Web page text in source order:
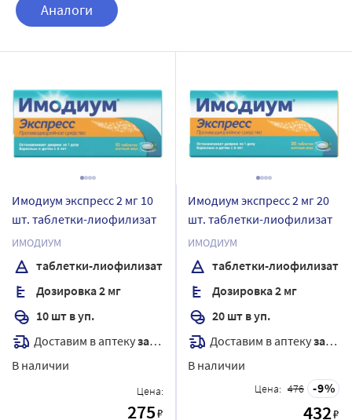
Аналоги
Имодиум экспресс 2 мг 10
шт. таблетки-лиофилизат
ИМОДИУМ
таблетки-лиофилизат
Дозировка 2 мг
10 шт в уп.
Доставим в аптекузавтра
В наличии
Цена:
275₽
Имодиум экспресс 2 мг 20
шт. таблетки-лиофилизат
ИМОДИУМ
таблетки-лиофилизат
Дозировка 2 мг
20 шт в уп.
Доставим в аптекузавтра
В наличии
Цена: 476 9
432₽